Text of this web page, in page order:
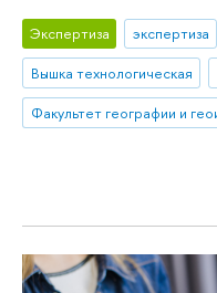
Экспертиза экспертиза
Вышка технологическая